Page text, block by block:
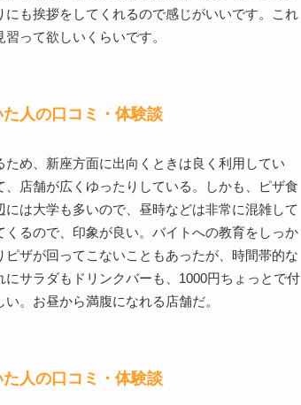
も挨拶をしてくれるので感じがいいです。これ
って欲しいくらいです。
人の口コミ・体験談
め、新座方面に出向くときは良く利用してい
店舗が広くゆったりしている。しかも、ピザ食
は大学も多いので、昼時などは非常に混雑して
るので、印象が良い。バイトへの教育をしっか
ザが回ってこないこともあったが、時間帯的な
サラダもドリンクバーも、1000円ちょっとで付
。お昼から満腹になれる店舗だ。
人の口コミ・体験談